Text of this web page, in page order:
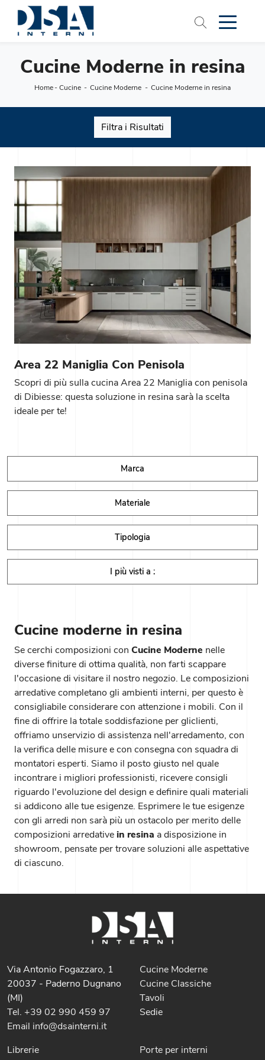
Cucine Moderne in resina
Home-Cucine - Cucine Moderne - Cucine Moderne in resina
Filtra i Risultati
Area 22 Maniglia Con Penisola
Scopri di più sulla cucina Area 22 Maniglia con penisola
di Dibiesse: questa soluzione in resina sarà la scelta
ideale per te!
Marca
Materiale
Tipologia
I più visti a :
Cucine moderne in resina
Se cerchi composizioni con Cucine Moderne nelle
diverse finiture di ottima qualità, non farti scappare
l'occasione di visitare il nostro negozio. Le composizioni
arredative completano gli ambienti interni, per questo è
consigliabile considerare con attenzione i mobili. Con il
fine di offrire la totale soddisfazione per gliclienti,
offriamo unservizio di assistenza nell'arredamento, con
la verifica delle misure e con consegna con squadra di
montatori esperti. Siamo il posto giusto nel quale
incontrare i migliori professionisti, ricevere consigli
riguardo l'evoluzione del design e definire quali materiali
si addicono alle tue esigenze. Esprimere le tue esigenze
con gli arredi non sarà più un ostacolo per merito delle
composizioni arredativein resina a disposizione in
showroom, pensate per trovare soluzioni alle aspettative
di ciascuno.
Via Antonio Fogazzaro, 1
20037 - Paderno Dugnano
(MI)
Tel. +39 02 990 459 97
Email info@dsainterni.it
Cucine Moderne
Cucine Classiche
Tavoli
Sedie
Librerie
Porte per interni